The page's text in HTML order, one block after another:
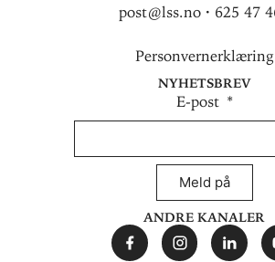
post@lss.no · 625 47
Personvernerklæring
Nyhetsbrev
E-post
Meld på
Andre kanaler